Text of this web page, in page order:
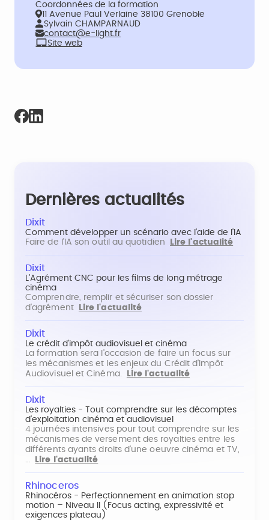
Coordonnées de la formation
11 Avenue Paul Verlaine 38100 Grenoble
Sylvain CHAMPARNAUD
contact@e-light.fr
Site web
Dernières actualités
Dixit
Comment développer un scénario avec l'aide de l'IA
Faire de l'IA son outil au quotidien
Lire l'actualité
Dixit
L'Agrément CNC pour les films de long métrage
cinéma
Comprendre, remplir et sécuriser son dossier
d'agrément
Lire l'actualité
Dixit
Le crédit d'impôt audiovisuel et cinéma
La formation sera l'occasion de faire un focus sur
les mécanismes et les enjeux du Crédit d'Impôt
Audiovisuel et Cinéma.
Lire l'actualité
Dixit
Les royalties - Tout comprendre sur les décomptes
d'exploitation cinéma et audiovisuel
4 journées intensives pour tout comprendre sur les
mécanismes de versement des royalties entre les
différents ayants droits d'une oeuvre cinéma et TV,
…
Lire l'actualité
Rhinoceros
Rhinocéros - Perfectionnement en animation stop
motion – Niveau II (Focus acting, expressivité et
exigences plateau)